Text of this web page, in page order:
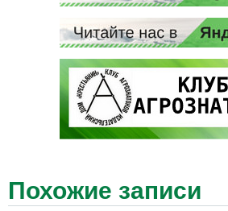
Похожие записи